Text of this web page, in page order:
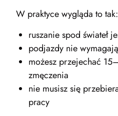
W praktyce wygląda to tak:
ruszanie spod świateł
podjazdy nie
możesz przejechać
zmęczenia
nie musisz się
pracy